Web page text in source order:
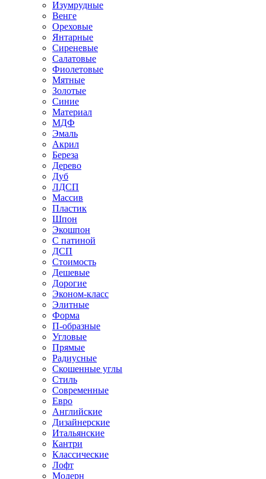
Изумрудные
Венге
Ореховые
Янтарные
Сиреневые
Салатовые
Фиолетовые
Мятные
Золотые
Синие
Материал
МДФ
Эмаль
Акрил
Береза
Дерево
Дуб
ЛДСП
Массив
Пластик
Шпон
Экошпон
С патиной
ДСП
Стоимость
Дешевые
Дорогие
Эконом-класс
Элитные
Форма
П-образные
Угловые
Прямые
Радиусные
Скошенные углы
Стиль
Современные
Евро
Английские
Дизайнерские
Итальянские
Кантри
Классические
Лофт
Модерн